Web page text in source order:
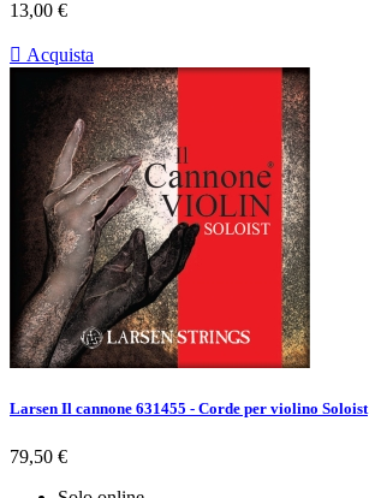
Prezzo
13,00 €
 Acquista
Larsen Il cannone 631455 - Corde per violino Soloist
Prezzo
79,50 €